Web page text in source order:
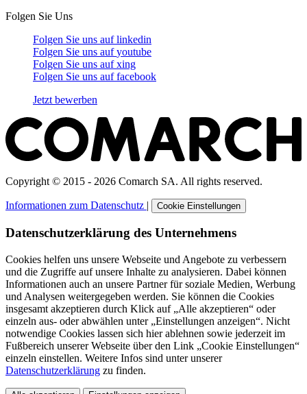
Folgen Sie Uns
Folgen Sie uns auflinkedin
Folgen Sie uns aufyoutube
Folgen Sie uns aufxing
Folgen Sie uns auffacebook
Jetzt bewerben
Copyright © 2015 - 2026 Comarch SA. All rights reserved.
Informationen zum Datenschutz | Cookie Einstellungen
Datenschutzerklärung des Unternehmens
Cookies helfen uns unsere Webseite und Angebote zu verbessern
und die Zugriffe auf unsere Inhalte zu analysieren. Dabei können
Informationen auch an unsere Partner für soziale Medien, Werbung
und Analysen weitergegeben werden. Sie können die Cookies
insgesamt akzeptieren durch Klick auf „Alle akzeptieren“ oder
einzeln aus- oder abwählen unter „Einstellungen anzeigen“. Nicht
notwendige Cookies lassen sich hier ablehnen sowie jederzeit im
Fußbereich unserer Webseite über den Link „Cookie Einstellungen“
einzeln einstellen. Weitere Infos sind unter unserer
Datenschutzerklärung zu finden.